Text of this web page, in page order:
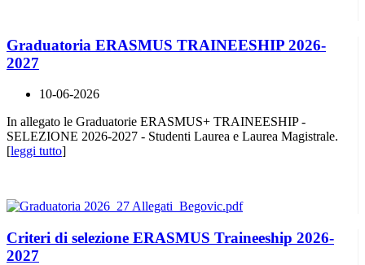
Graduatoria ERASMUS TRAINEESHIP 2026-
2027
10-06-2026
In allegato le Graduatorie ERASMUS+ TRAINEESHIP -
SELEZIONE 2026-2027 - Studenti Laurea e Laurea Magistrale.
[leggi tutto]
Criteri di selezione ERASMUS Traineeship 2026-
2027